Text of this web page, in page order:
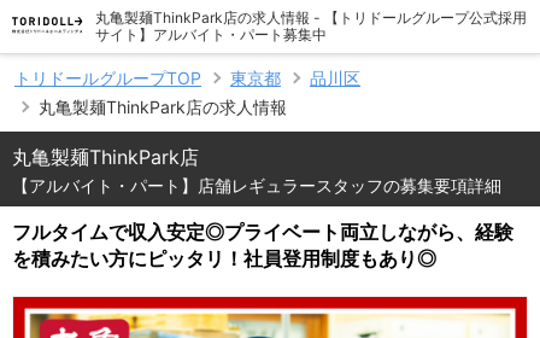
丸亀製麺ThinkPark店の求人情報 - 【トリドールグループ公式採用
サイト】アルバイト・パート募集中
トリドールグループTOP 東京都
品川区
丸亀製麺ThinkPark店の求人情報
丸亀製麺ThinkPark店
【アルバイト・パート】店舗レギュラースタッフの募集要項詳細
フルタイムで収入安定◎プライベート両立しながら、経験
を積みたい方にピッタリ！社員登用制度もあり◎